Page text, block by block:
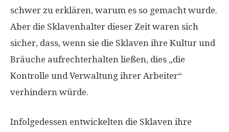
schwer zu erklären, warum es so gemacht wurde.
Aber die Sklavenhalter dieser Zeit waren sich
sicher, dass, wenn sie die Sklaven ihre Kultur und
Bräuche aufrechterhalten ließen, dies „die
Kontrolle und Verwaltung ihrer Arbeiter“
verhindern würde.
Infolgedessen entwickelten die Sklaven ihre